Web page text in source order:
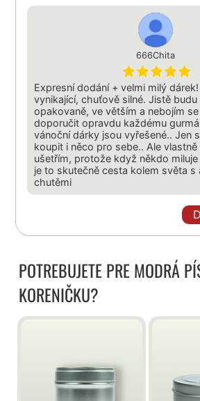
666Chita
Expresní dodání + velmi milý dárek!
vynikající, chuťově silné. Jistě
opakovaně, ve větším a nebojím
doporučit opravdu každému
vánoční dárky jsou vyřešené.. Jen
koupit i něco pro sebe.. Ale vlastně
ušetřím, protože když někdo
je to skutečně cesta kolem světa s
chutěmi
POTREBUJETE PRE MODRÁ
KORENIČKU?